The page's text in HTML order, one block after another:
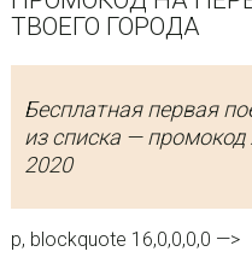
ТВОЕГО ГОРОДА
Бесплатная первая
из списка —
2020
p, blockquote 16,0,0,0,0 —>